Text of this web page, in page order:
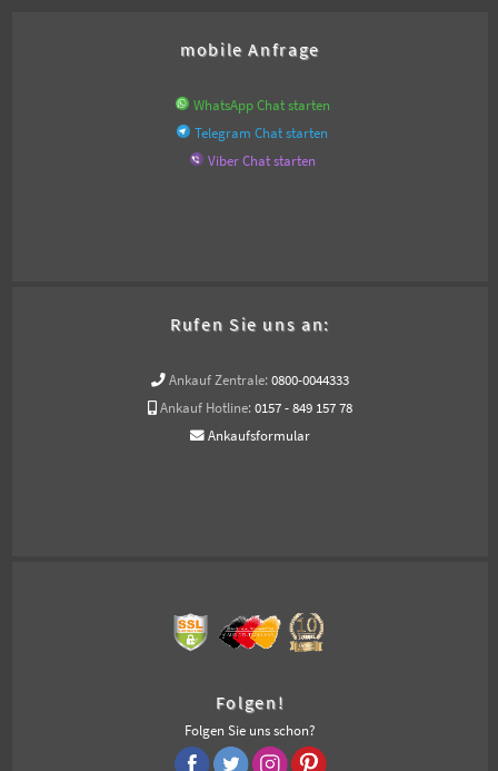
mobile Anfrage
WhatsApp Chat starten
Telegram Chat starten
Viber Chat starten
Rufen Sie uns an:
Ankauf Zentrale: 0800-0044333
Ankauf Hotline: 0157 - 849 157 78
Ankaufsformular
Folgen!
Folgen Sie uns schon?